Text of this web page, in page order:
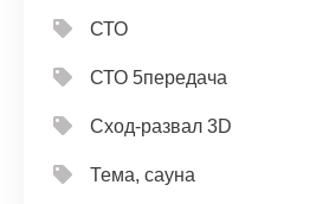
СТО
СТО 5передача
Сход-развал 3D
Тема, сауна